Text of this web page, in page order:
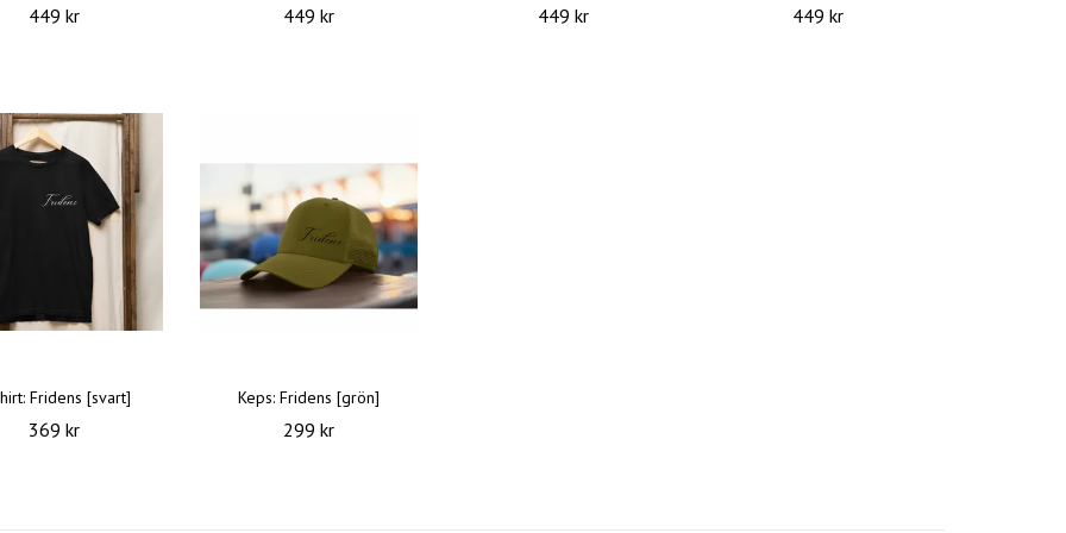
449 kr 449 kr 449 kr 449 kr
Fridens [svart]
369 kr
Keps: Fridens [grön]
299 kr